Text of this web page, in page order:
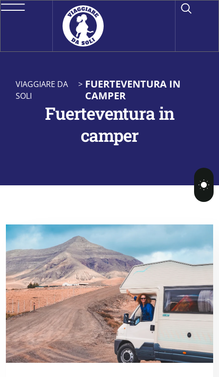
VIAGGIARE DA
SOLI
> FUERTEVENTURA IN
CAMPER
Fuerteventura in
camper